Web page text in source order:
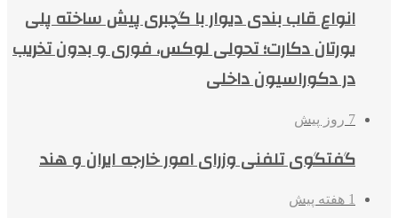
انواع قاب بندی دیوار با گچبری پیش ساخته پلی
یورتان دکارت؛ تحولی لوکس، فوری و بدون تخریب
در دکوراسیون داخلی
7 روز پیش
گفتگوی تلفنی وزرای امور خارجه ایران و هند
1 هفته پیش